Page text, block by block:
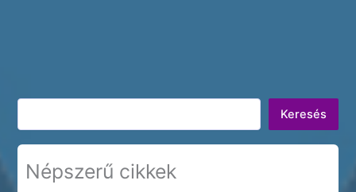
Keresés
Keresés
Népszerű cikkek